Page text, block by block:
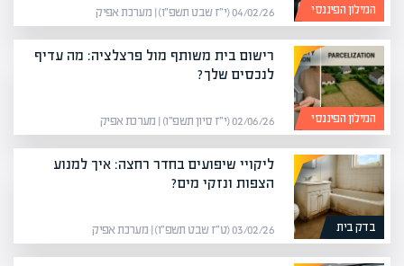
המילון הפיננסי 04/02/26 (י״ז שבט תשפ״ו) | מערכת אפיק
המילון הפיננסי
רישום בית משותף מול פרצלציה: מה עדיף
לנכסים שלך?
02/06/26 (י״ז סיון תשפ״ו) | מערכת אפיק
בדק בית
ליקויי שיפועים בחדר רחצה: איך למנוע
הצפות ונזקי מים?
03/02/26 (ט״ז שבט תשפ״ו) | מערכת אפיק